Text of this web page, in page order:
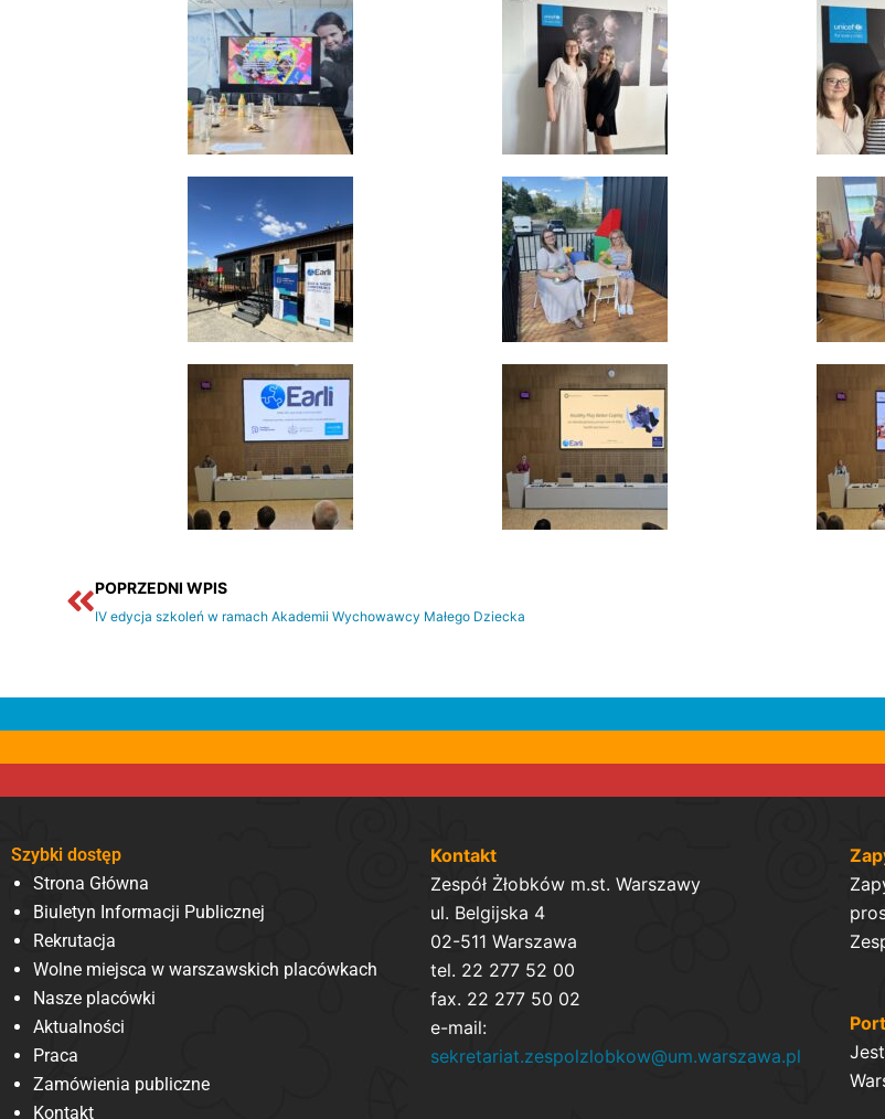
Prev
POPRZEDNI WPIS
IV edycja szkoleń w ramach Akademii Wychowawcy Małego Dziecka
Szybki dostęp
Strona Główna
Biuletyn Informacji Publicznej
Rekrutacja
Wolne miejsca w warszawskich placówkach
Nasze placówki
Aktualności
Praca
Zamówienia publiczne
Kontakt
Kontakt
Zespół Żłobków m.st. Warszawy
ul. Belgijska 4
02-511 Warszawa
tel. 22 277 52 00
fax. 22 277 50 02
e-mail:
sekretariat.zespolzlobkow@um.warszawa.pl